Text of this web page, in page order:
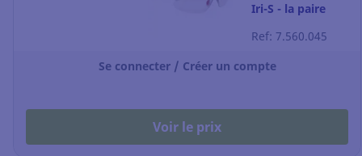
Iri-S - la paire
Ref: 7.560.045
Se connecter / Créer un compte
Voir le prix